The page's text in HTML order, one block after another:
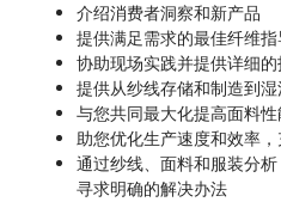
介绍消费者洞察和新产品
提供满足需求的最佳纤维指
协助现场实践并提供详细
提供从纱线存储和制造到
与您共同最大化提高面料
助您优化生产速度和效率
通过纱线、面料和服装分
寻求明确的解决办法